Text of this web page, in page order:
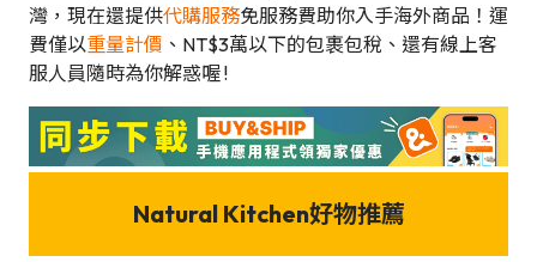
灣，現在還提供代購服務免服務費助你入手海外商品！運
費僅以重量計價 、NT$3萬以下的包裹包稅、還有線上客
服人員隨時為你解惑喔 !
Natural Kitchen好物推薦